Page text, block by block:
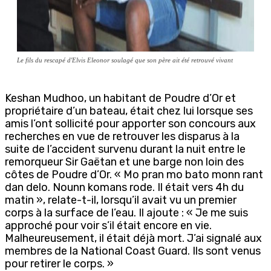
Le fils du rescapé d'Elvis Eleonor soulagé que son père ait été retrouvé vivant
Keshan Mudhoo, un habitant de Poudre d’Or et
propriétaire d’un bateau, était chez lui lorsque ses
amis l’ont sollicité pour apporter son concours aux
recherches en vue de retrouver les disparus à la
suite de l’accident survenu durant la nuit entre le
remorqueur Sir Gaëtan et une barge non loin des
côtes de Poudre d’Or. « Mo pran mo bato monn rant
dan delo. Nounn komans rode. Il était vers 4h du
matin », relate-t-il, lorsqu’il avait vu un premier
corps à la surface de l’eau. Il ajoute : « Je me suis
approché pour voir s’il était encore en vie.
Malheureusement, il était déjà mort. J’ai signalé aux
membres de la National Coast Guard. Ils sont venus
pour retirer le corps. »